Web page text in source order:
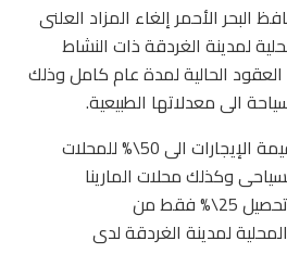
البحر الأحمر إلغاء المزاد العلنى
لمدينة الغردقة ذات النشاط
الحالية لمدة عام كامل وذلك
الى معدلاتها الطبيعية.
كماقرر المحافظ تخفيض قيمة الإيجارات الى 50\% للمحلات
وكذلك محلات المارينا
والشاطئ العام رقم 9 مع تحصيل 25\% فقط من
لمدينة الغردقة لدى